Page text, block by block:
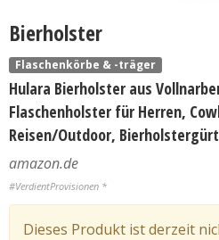
Bierholster
Flaschenkörbe & -träger
Hulara Bierholster aus
Flaschenholster für Herren,
Reisen/Outdoor,
amazon.de
#VerdientProvisionen *
Dieses Produkt ist derzeit